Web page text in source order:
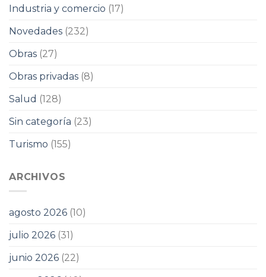
Industria y comercio (17)
Novedades (232)
Obras (27)
Obras privadas (8)
Salud (128)
Sin categoría (23)
Turismo (155)
ARCHIVOS
agosto 2026 (10)
julio 2026 (31)
junio 2026 (22)